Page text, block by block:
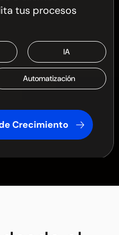
tus procesos
IA
Automatización
Crecimiento